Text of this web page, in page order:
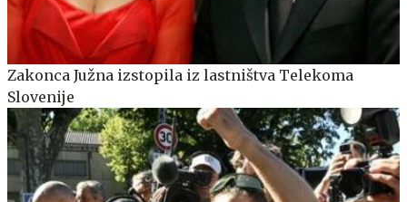
Zakonca Južna izstopila iz lastništva Telekoma
Slovenije